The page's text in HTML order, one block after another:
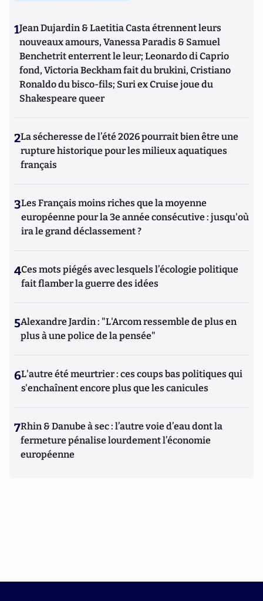
1Jean Dujardin & Laetitia Casta étrennent leurs
nouveaux amours, Vanessa Paradis & Samuel
Benchetrit enterrent le leur; Leonardo di Caprio
fond, Victoria Beckham fait du brukini, Cristiano
Ronaldo du bisco-fils; Suri ex Cruise joue du
Shakespeare queer
2La sécheresse de l’été 2026 pourrait bien être une
rupture historique pour les milieux aquatiques
français
3Les Français moins riches que la moyenne
européenne pour la 3e année consécutive : jusqu'où
ira le grand déclassement ?
4Ces mots piégés avec lesquels l’écologie politique
fait flamber la guerre des idées
5Alexandre Jardin : "L'Arcom ressemble de plus en
plus à une police de la pensée"
6L'autre été meurtrier : ces coups bas politiques qui
s'enchaînent encore plus que les canicules
7Rhin & Danube à sec : l’autre voie d’eau dont la
fermeture pénalise lourdement l’économie
européenne